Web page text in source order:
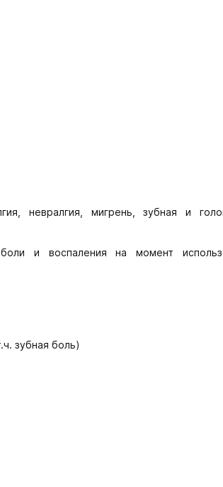
невралгия, мигрень, зубная и
и воспаления на момент
зубная боль)